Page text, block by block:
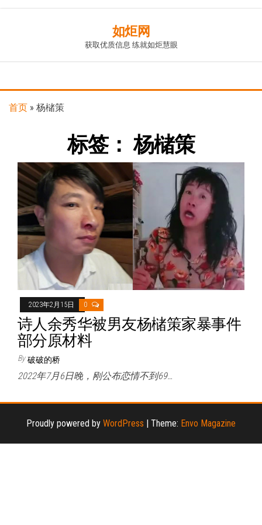
content
如炬网
获取优质信息 练就如炬慧眼
首页 » 杨槠策
标签：杨槠策
2023年2月15日 0
诗人余秀华被男友杨槠策家暴事件
部分原材料
By 破破的桥
2022年7月6日晚，刚公布恋情不到69…
Proudly powered by WordPress Theme: Envo Magazine